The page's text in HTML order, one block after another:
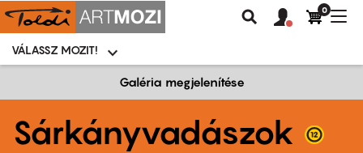
Moziválasztó
menü
VÁLASSZ MOZIT!
Keresés
Felhasználói
fiók
0
Galéria megjelenítése
Sárkányvadászok